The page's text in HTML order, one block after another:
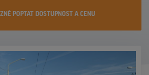
KDO JSME
PROMO AKCE
POPTAT DOSTUPNOST A CENU